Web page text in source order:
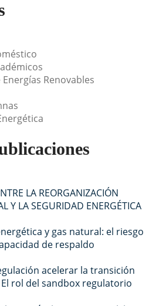
Renovables
LA REORGANIZACIÓN
Y LA SEGURIDAD ENERGÉTICA
y gas natural: el riesgo
de respaldo
acelerar la transición
rol del sandbox regulatorio